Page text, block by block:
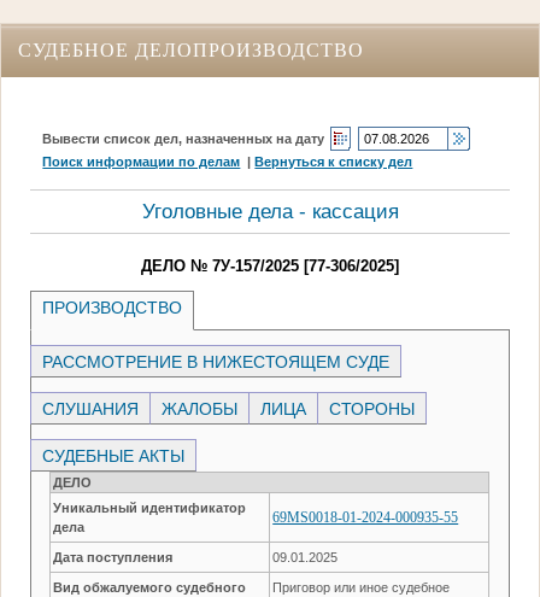
СУДЕБНОЕ ДЕЛОПРОИЗВОДСТВО
Вывести список дел, назначенных на дату
Поиск информации по делам |Вернуться к списку дел
Уголовные дела - кассация
ДЕЛО № 7У-157/2025 [77-306/2025]
ПРОИЗВОДСТВО
РАССМОТРЕНИЕ В НИЖЕСТОЯЩЕМ СУДЕ
СЛУШАНИЯ ЖАЛОБЫ ЛИЦА СТОРОНЫ
СУДЕБНЫЕ АКТЫ
ДЕЛО
Уникальный идентификатор
дела
69MS0018-01-2024-000935-55
Дата поступления 09.01.2025
Вид обжалуемого судебного
Приговор или иное судебное